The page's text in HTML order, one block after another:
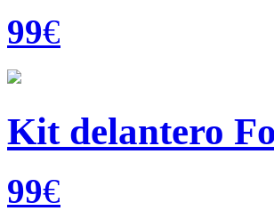
99€
Kit delantero
99€